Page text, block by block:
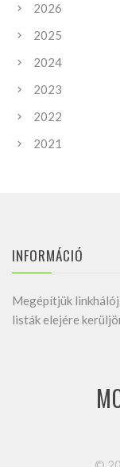
2026
2025
2024
2023
2022
2021
INFORMÁCIÓ
Megépítjük
listák elejére